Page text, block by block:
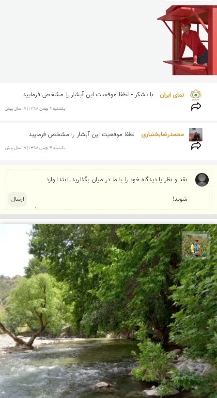
نمای ایران با تشکر - لطفا موقعیت این آبشار را مشخص فرمایید
يكشنبه 4 بهمن 1388 | 17 سال پیش
محمدرضابختیاری لطفا موقعیت این آبشار را مشخص فرمایید
يكشنبه 4 بهمن 1388 | 17 سال پیش
اسفندیار خدایی